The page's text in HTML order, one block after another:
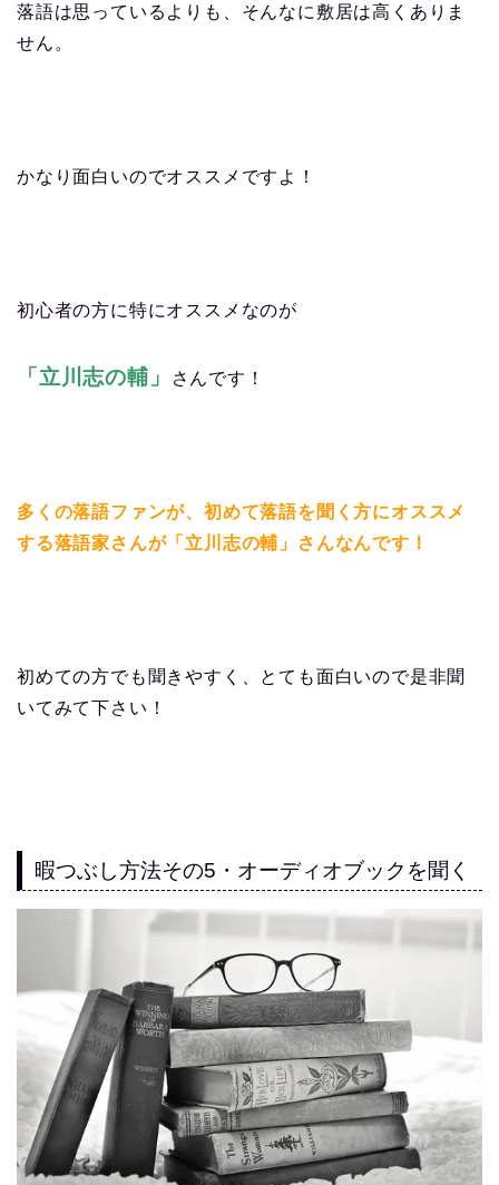
落語は思っているよりも、そんなに敷居は高くありま
せん。
かなり面白いのでオススメですよ！
初心者の方に特にオススメなのが
「立川志の輔」 さんです！
多くの落語ファンが、初めて落語を聞く方にオススメ
する落語家さんが「立川志の輔」さんなんです！
初めての方でも聞きやすく、とても面白いので是非聞
いてみて下さい！
暇つぶし方法その5・オーディオブックを聞く